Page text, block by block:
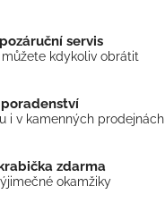
servis
můžete kdykoliv obrátit
i v kamenných prodejnách
zdarma
okamžiky